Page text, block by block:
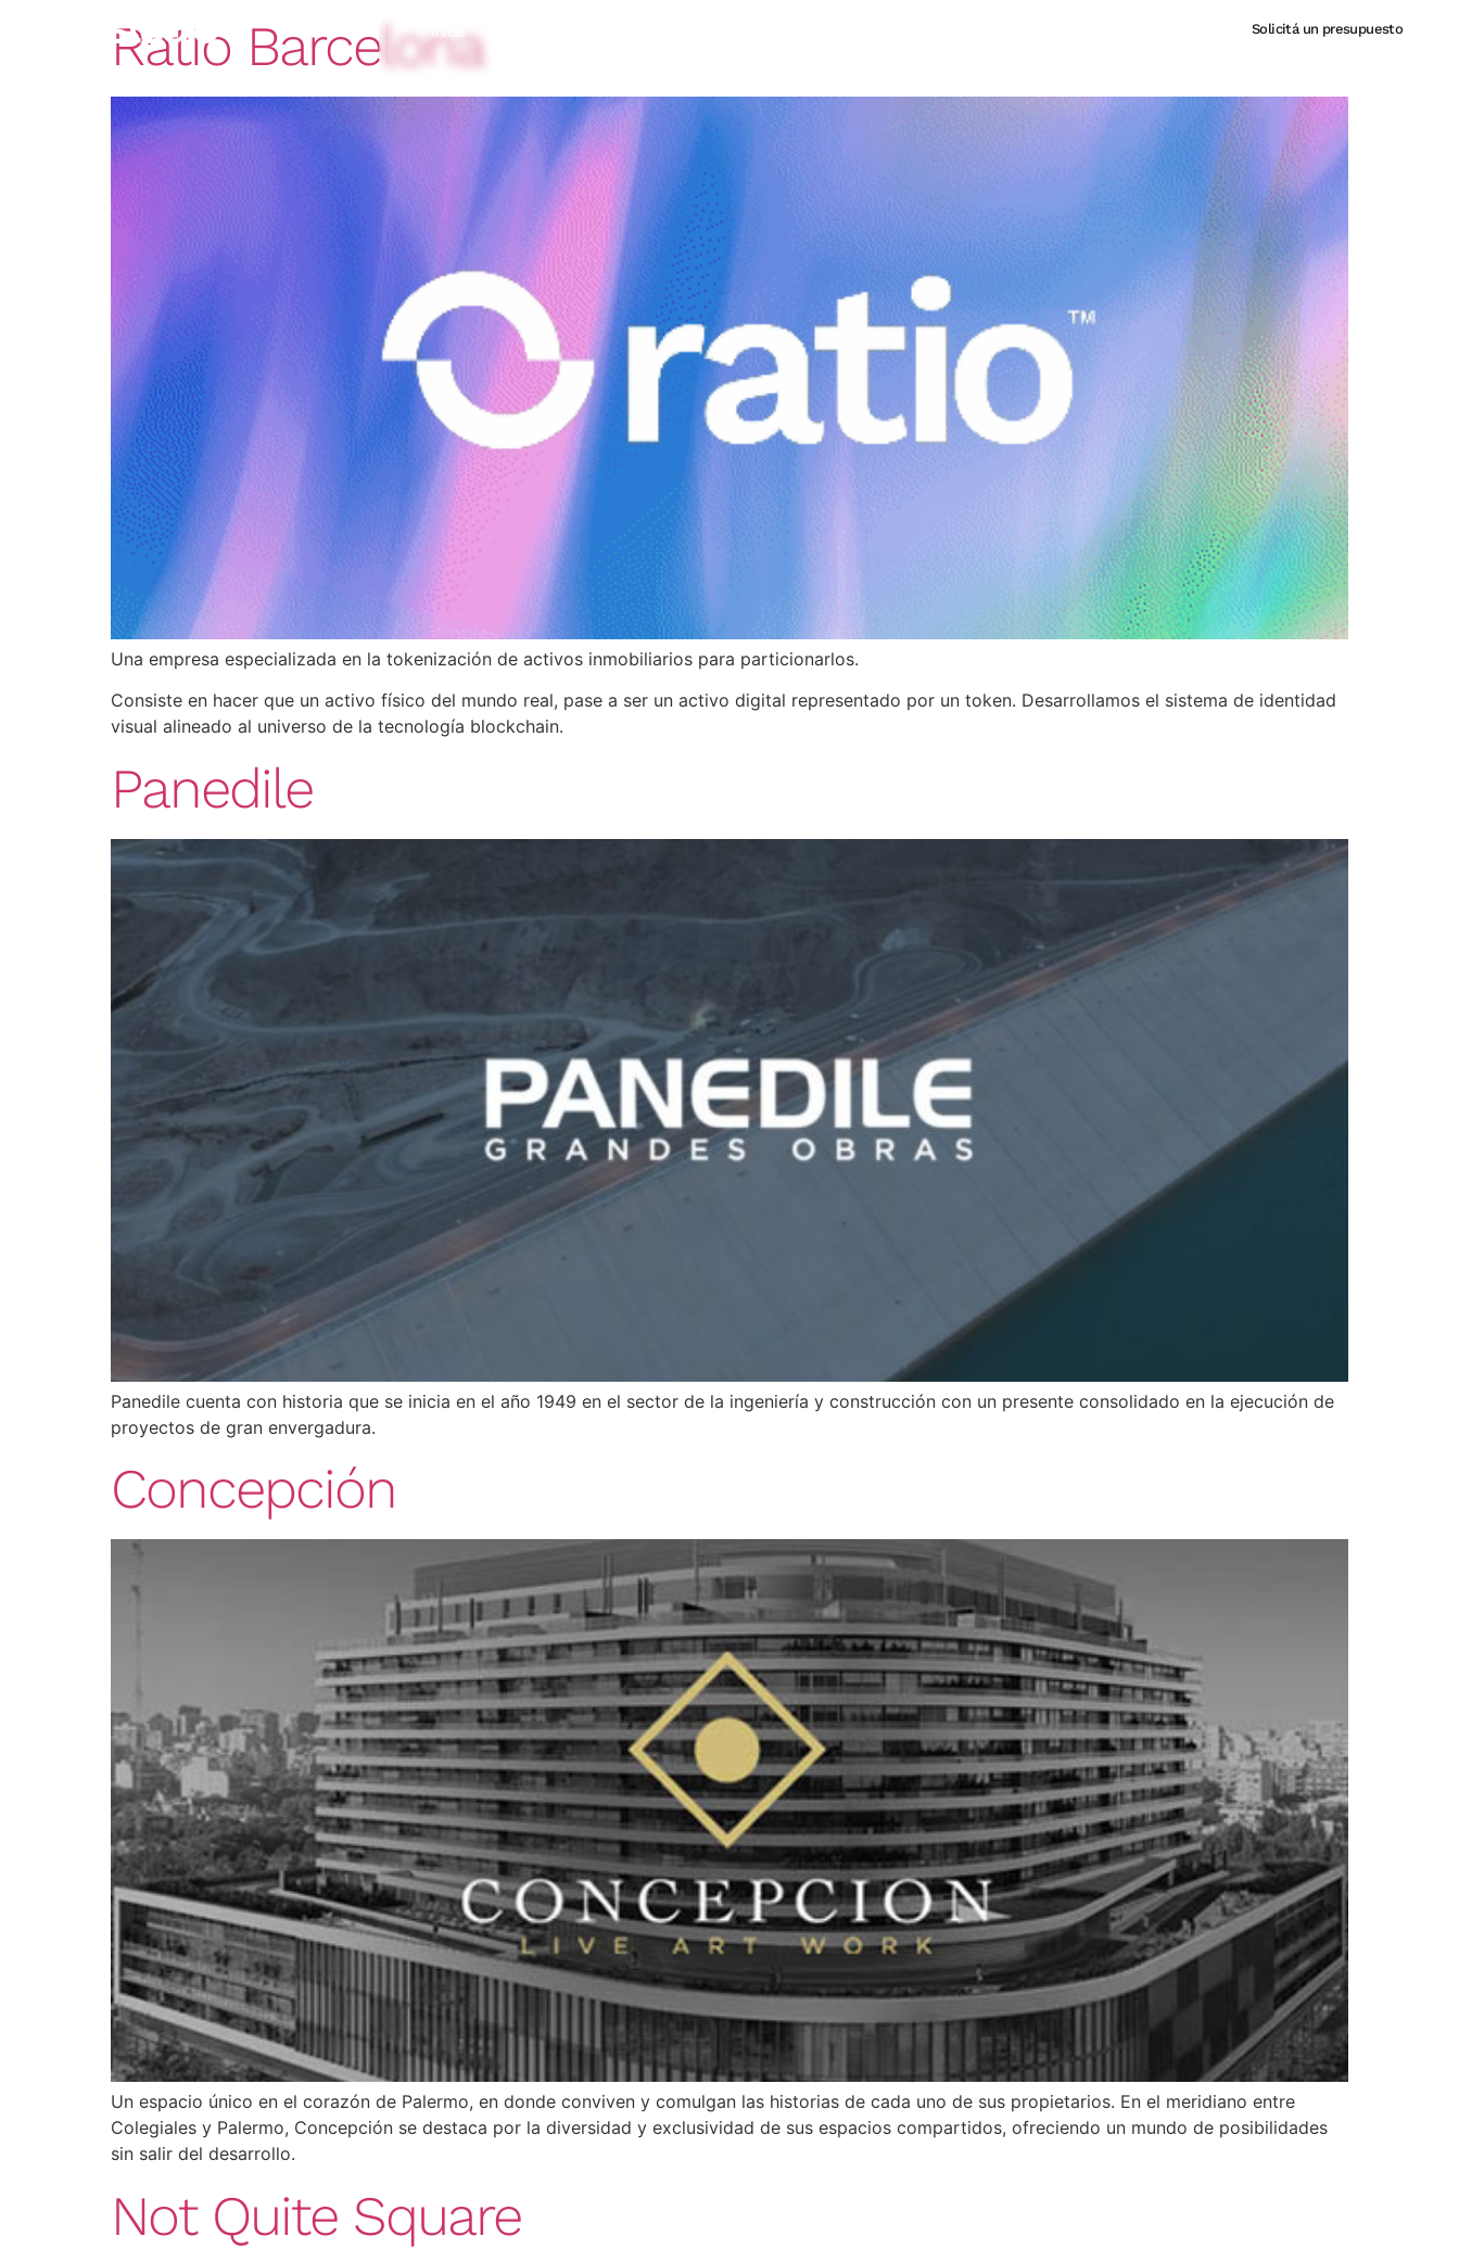
Inicio Solicitá un presupuesto
Solicitá un presupuesto
Ratio Barcelona
Una empresa especializada en la tokenización de activos inmobiliarios para particionarlos.
Consiste en hacer que un activo físico del mundo real, pase a ser un activo digital representado por un token. Desarrollamos el sistema de identidad
visual alineado al universo de la tecnología blockchain.
Panedile
Panedile cuenta con historia que se inicia en el año 1949 en el sector de la ingeniería y construcción con un presente consolidado en la ejecución de
proyectos de gran envergadura.
Concepción
Un espacio único en el corazón de Palermo, en donde conviven y comulgan las historias de cada uno de sus propietarios. En el meridiano entre
Colegiales y Palermo, Concepción se destaca por la diversidad y exclusividad de sus espacios compartidos, ofreciendo un mundo de posibilidades
sin salir del desarrollo.
Not Quite Square